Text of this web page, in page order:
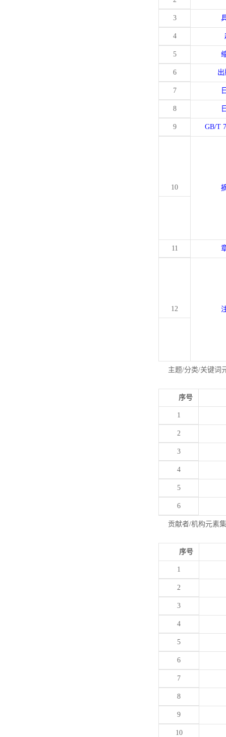
3
4
5
6
7
8
9 GB/T
10
11
12
主题/分类/关键词
序号
1
2
3
4
5
6
贡献者/机构元素
序号
1
2
3
4
5
6
7
8
9
10